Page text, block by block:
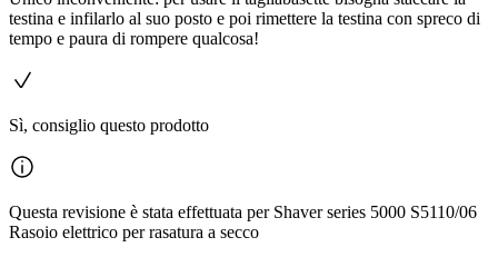
testina e infilarlo al suo posto e poi rimettere la testina con spreco di
tempo e paura di rompere qualcosa!
Sì, consiglio questo prodotto
Questa revisione è stata effettuata per Shaver series 5000 S5110/06
Rasoio elettrico per rasatura a secco